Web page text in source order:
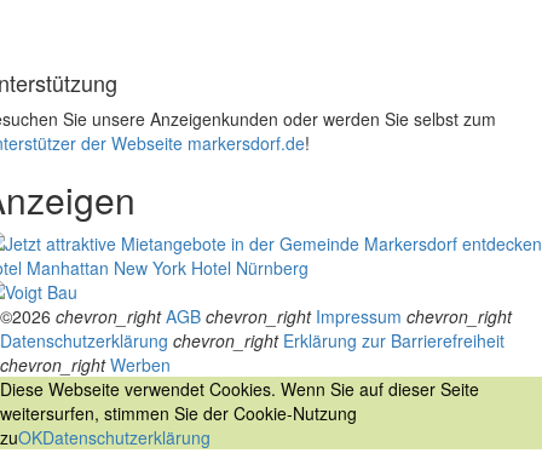
Sie unsere Anzeigenkunden oder werden Sie selbst zum
der Webseite markersdorf.de!
Manhattan New York Hotel Nürnberg
©2026 chevron_right AGB chevron_right Impressum chevron_right
Datenschutzerklärung chevron_right Erklärung zur Barrierefreiheit
chevron_right Werben
Diese Webseite verwendet Cookies. Wenn Sie auf dieser Seite
weitersurfen, stimmen Sie der Cookie-Nutzung
zuOKDatenschutzerklärung